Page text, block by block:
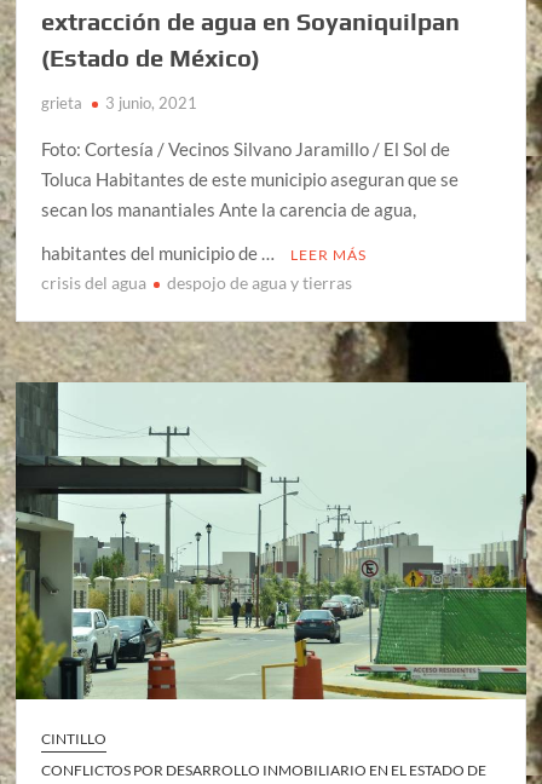
extracción de agua en Soyaniquilpan
(Estado de México)
grieta 3 junio, 2021
Foto: Cortesía / Vecinos Silvano Jaramillo / El Sol de
Toluca Habitantes de este municipio aseguran que se
secan los manantiales Ante la carencia de agua,
habitantes del municipio de …
LEER MÁS
crisis del agua despojo de agua y tierras
CINTILLO
CONFLICTOS POR DESARROLLO INMOBILIARIO EN EL ESTADO DE